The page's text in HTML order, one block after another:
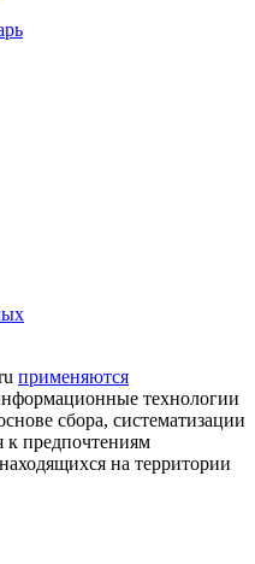
применяются
технологии
сбора, систематизации
к предпочтениям
на территории